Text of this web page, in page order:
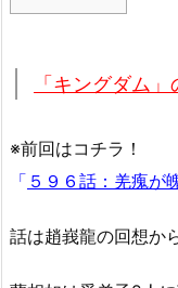
「キングダム
※前回はコチラ！
「 ５９６話：羌瘣が
話は趙峩龍の回想か